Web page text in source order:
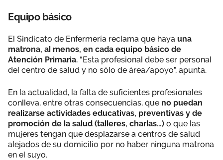
Equipo básico
El Sindicato de Enfermería reclama que haya una
matrona, al menos, en cada equipo básico de
Atención Primaria. “Esta profesional debe ser personal
del centro de salud y no sólo de área/apoyo”, apunta.
En la actualidad, la falta de suficientes profesionales
conlleva, entre otras consecuencias, que no puedan
realizarse actividades educativas, preventivas y de
promoción de la salud (talleres, charlas…) o que las
mujeres tengan que desplazarse a centros de salud
alejados de su domicilio por no haber ninguna matrona
en el suyo.